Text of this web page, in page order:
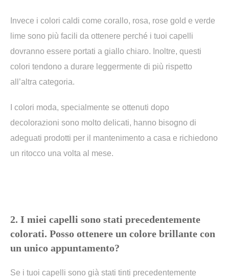
Invece i colori caldi come corallo, rosa, rose gold e verde
lime sono più facili da ottenere perché i tuoi capelli
dovranno essere portati a giallo chiaro. Inoltre, questi
colori tendono a durare leggermente di più rispetto
all’altra categoria.
I colori moda, specialmente se ottenuti dopo
decolorazioni sono molto delicati, hanno bisogno di
adeguati prodotti per il mantenimento a casa e richiedono
un ritocco una volta al mese.
2. I miei capelli sono stati precedentemente
colorati. Posso ottenere un colore brillante con
un unico appuntamento?
Se i tuoi capelli sono già stati tinti precedentemente